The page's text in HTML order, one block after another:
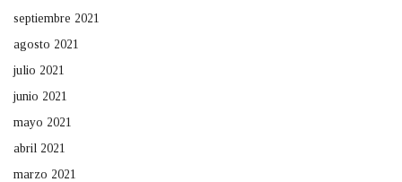
septiembre 2021
agosto 2021
julio 2021
junio 2021
mayo 2021
abril 2021
marzo 2021